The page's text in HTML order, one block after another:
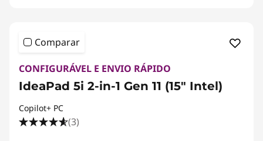
Comparar
CONFIGURÁVEL E ENVIO RÁPIDO
IdeaPad 5i 2-in-1 Gen 11 (15" Intel)
Copilot+ PC
(3)